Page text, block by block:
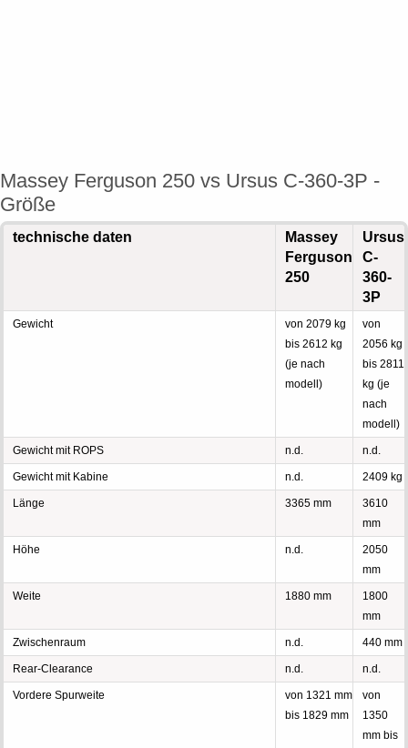
Massey Ferguson 250 vs Ursus C-360-3P -
Größe
technische daten
Massey
Ferguson
250
Ursus
C-
360-
3P
Gewicht
von 2079 kg
bis 2612 kg
(je nach
modell)
von
2056 kg
bis 2811
kg (je
nach
modell)
Gewicht mit ROPS n.d. n.d.
Gewicht mit Kabine n.d. 2409 kg
Länge 3365 mm
3610
mm
Höhe n.d.
2050
mm
Weite 1880 mm
1800
mm
Zwischenraum n.d. 440 mm
Rear-Clearance n.d. n.d.
Vordere Spurweite
von 1321 mm
bis 1829 mm
von
1350
mm bis